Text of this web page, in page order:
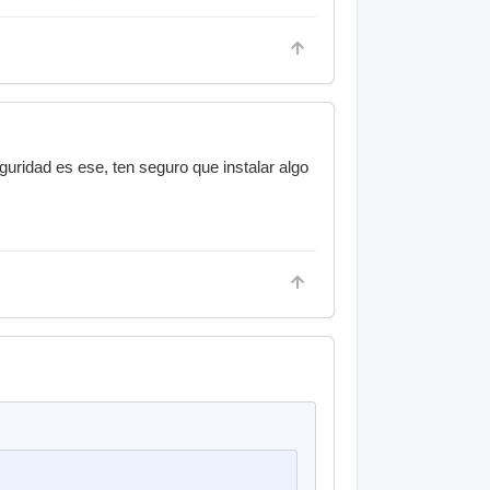
es ese, ten seguro que instalar algo